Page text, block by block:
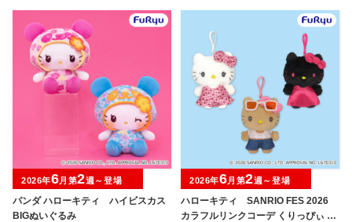
パンダ ハローキティ ハイビスカス
BIGぬいぐるみ
2026年6月第2週～登場
ハローキティ SANRIO FES 2026
カラフルリンクコーデ くりっぴぃ ぬ
2026年6月第2週～登場